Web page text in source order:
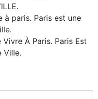
à paris. Paris est une
À Paris. Paris Est
Ville.